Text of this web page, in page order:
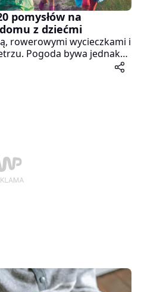
pomysłów na
z dziećmi
rowerowymi wycieczkami i
Pogoda bywa jednak
deszczu potrafi